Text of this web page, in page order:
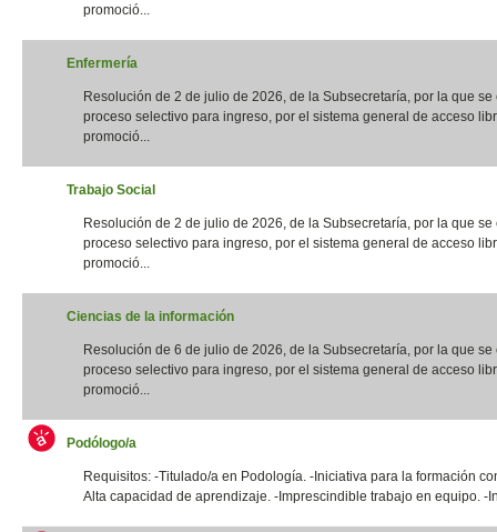
promoció...
Enfermería
Resolución de 2 de julio de 2026, de la Subsecretaría, por la que se
proceso selectivo para ingreso, por el sistema general de acceso
promoció...
Trabajo Social
Resolución de 2 de julio de 2026, de la Subsecretaría, por la que se
proceso selectivo para ingreso, por el sistema general de acceso
promoció...
Ciencias de la información
Resolución de 6 de julio de 2026, de la Subsecretaría, por la que se
proceso selectivo para ingreso, por el sistema general de acceso
promoció...
Podólogo/a
Requisitos: -Titulado/a en Podología. -Iniciativa para la formación
Alta capacidad de aprendizaje. -Imprescindible trabajo en equipo. -